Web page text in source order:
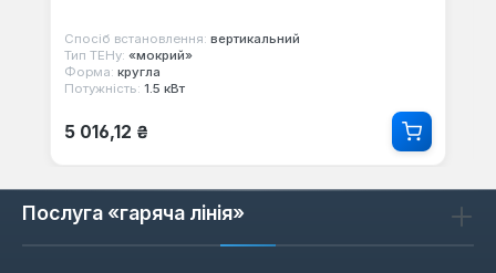
Спосіб встановлення: вертикальний
Тип ТЕНу: «мокрий»
Форма: кругла
Потужність: 1.5 кВт
Звичайна ціна:
5 016,12 ₴
Послуга «гаряча лінія»